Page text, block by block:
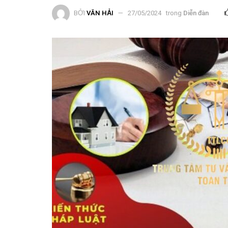
BỞI VĂN HẢI 27/05/2024 trong Diễn đàn